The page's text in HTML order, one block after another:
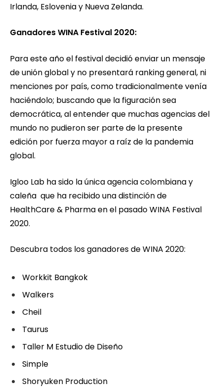
Irlanda, Eslovenia y Nueva Zelanda.
Ganadores WINA Festival 2020:
Para este año el festival decidió enviar un mensaje
de unión global y no presentará ranking general, ni
menciones por país, como tradicionalmente venía
haciéndolo; buscando que la figuración sea
democrática, al entender que muchas agencias del
mundo no pudieron ser parte de la presente
edición por fuerza mayor a raíz de la pandemia
global.
Igloo Lab ha sido la única agencia colombiana y
caleña que ha recibido una distinción de
HealthCare & Pharma en el pasado WINA Festival
2020.
Descubra todos los ganadores de WINA 2020:
Workkit Bangkok
Walkers
Cheil
Taurus
Taller M Estudio de Diseño
Simple
Shoryuken Production